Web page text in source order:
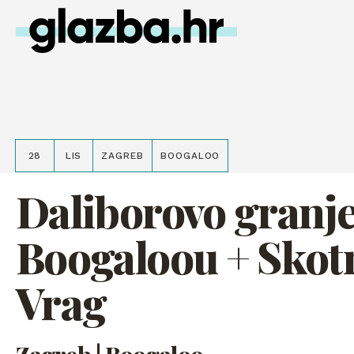
28 LIS ZAGREB BOOGALOO
Daliborovo
Boogaloou +
Vrag